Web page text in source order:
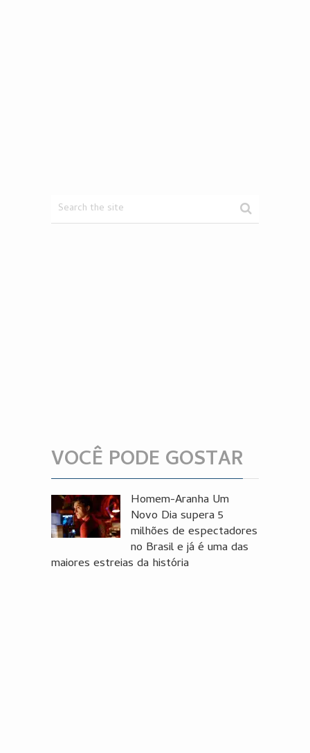
VOCÊ PODE GOSTAR
Homem-Aranha Um
Novo Dia supera 5
milhões de espectadores
no Brasil e já é uma das
maiores estreias da história